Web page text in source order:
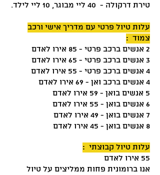
טירת דרקולה - 40 ליי מבוגר, 10 ליי לילד.
עלות טיול פרטי עם מדריך אישי ורכב
צמוד :
2 אנשים ברכב פרטי - 85 אירו לאדם
3 אנשים ברכב פרטי - 65 אירו לאדם
4 אנשים ברכב פרטי - 55 אירו לאדם
4 אנשים ברכב ואן
- 69 אירו לאדם
5 אנשים בואן - 59 אירו לאדם
6 אנשים בואן - 55 אירו לאדם
7 אנשים בואן - 49 אירו לאדם
8 אנשים בואן - 45 אירו לאדם
עלות טיול קבוצתי :
55 אירו לאדם
אנו ברומונית פחות ממליצים על טיול